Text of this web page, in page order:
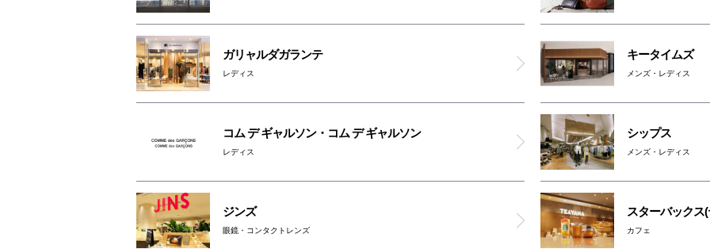
アーバンリサーチ ドアーズ
パークスタワー
ATM
オスメイト対応トイレ(2F)
ガリャルダガランテ
レディス
キータイムズ
メンズ・レディス
コム デ ギャルソン・コム デ ギャルソン
レディス
シップス
メンズ・レディス
ジンズ
眼鏡・コンタクトレンズ
スターバックス
カフェ